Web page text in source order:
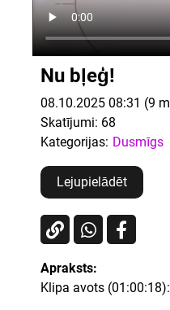
Nu bļeģ!
08.10.2025 08:31 (9
Skatījumi: 68
Kategorijas: Dusmīgs
Lejupielādēt
Apraksts:
Klipa avots (01:00:18):